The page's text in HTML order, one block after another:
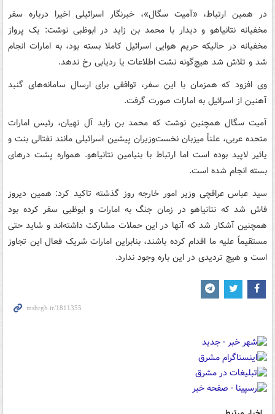
در همین ارتباط، «آمیت سگال»، خبرنگار اسرائیلی اخیرا درباره سفر
مخفیانه نتانیاهو و دیدار با محمد بن زاید در ابوظبی نوشت: یک پرواز
مخفیانه در حالیکه حریم هوایی اسرائیل کاملا بسته بود، به امارات انجام
شد و تلاش شد هیچ‌گونه نشت اطلاعات یا ردیابی رخ ندهد.
وی افزود که همزمان با این سفر، توافقی برای ارسال سامانه‌های گنبد
آهنین از اسرائیل به امارات صورت گرفت.
آمیت سگال همچنین نوشت که محمد بن زاید آل نهیان، رئیس امارات
متحده عربی، علناً میزبان نخست‌وزیران پیشین اسرائیلی مانند نفتالی بنت و
یائیر لاپید بوده است اما ارتباط با بنیامین نتانیاهو. همواره پشت درهای
بسته انجام شده است.
سید عباس عراقچی وزیر امور خارجه روز گذشته تاکید کرد: همین دیروز
فاش شد که نتانیاهو در زمان جنگ به امارات و ابوظبی سفر کرده بود
همچنین آشکار شد که آنها در این حملات مشارکت داشته‌اند و شاید حتی
مستقیماً علیه ما اقدام کرده باشند، بنابراین امارات شریک فعال این تجاوز
است و هیچ تردیدی در این باره وجود ندارد.